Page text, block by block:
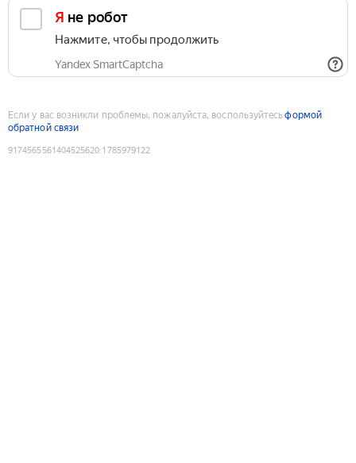
Я не робот
Нажмите, чтобы продолжить
Yandex SmartCaptcha
Если у вас возникли проблемы, пожалуйста, воспользуйтесьформой
обратной связи
9174565561404525620:1785979122